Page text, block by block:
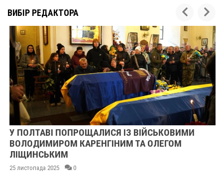
ВИБІР РЕДАКТОРА
У ПОЛТАВІ ПОПРОЩАЛИСЯ ІЗ ВІЙСЬКОВИМИ
ВОЛОДИМИРОМ КАРЕНГІНИМ ТА ОЛЕГОМ
ЛІЩИНСЬКИМ
25 листопада 2025 0